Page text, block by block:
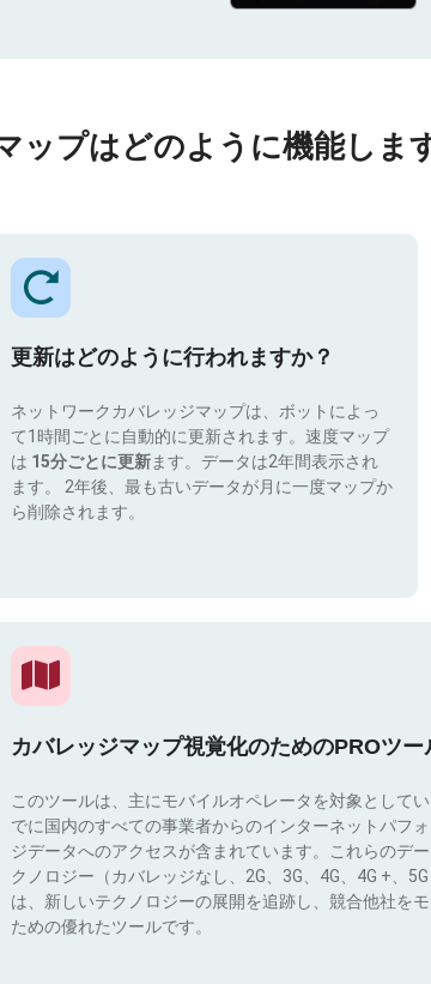
ップはどのように機能しま
更新はどのように行われますか？
ネットワークカバレッジマップは、ボットによっ
て1時間ごとに自動的に更新されます。速度マップ
は 15分ごとに更新ます。データは2年間表示され
ます。 2年後、最も古いデータが月に一度マップか
ら削除されます。
カバレッジマップ視覚化のためのPROツー
このツールは、主にモバイルオペレータを対象として
でに国内のすべての事業者からのインターネットパフ
ジデータへのアクセスが含まれています。これらのデ
クノロジー（カバレッジなし、2G、3G、4G、4G +、
は、新しいテクノロジーの展開を追跡し、競合他社を
ための優れたツールです。